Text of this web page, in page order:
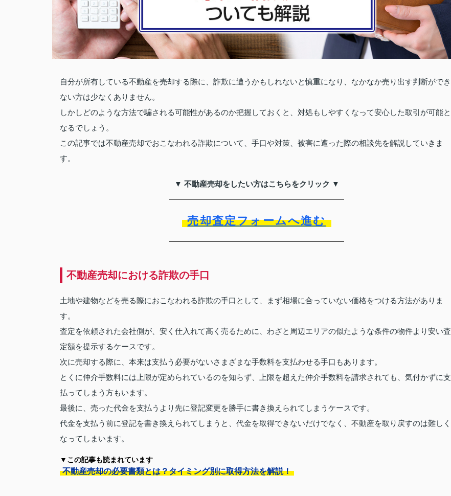
自分が所有している不動産を売却する際に、詐欺に遭うかもしれないと慎重になり、なかなか売り出す判断ができ
ない方は少なくありません。
しかしどのような方法で騙される可能性があるのか把握しておくと、対処もしやすくなって安心した取引が可能と
なるでしょう。
この記事では不動産売却でおこなわれる詐欺について、手口や対策、被害に遭った際の相談先を解説していきま
す。
▼ 不動産売却をしたい方はこちらをクリック ▼
売却査定フォームへ進む
不動産売却における詐欺の手口
土地や建物などを売る際におこなわれる詐欺の手口として、まず相場に合っていない価格をつける方法がありま
す。
査定を依頼された会社側が、安く仕入れて高く売るために、わざと周辺エリアの似たような条件の物件より安い査
定額を提示するケースです。
次に売却する際に、本来は支払う必要がないさまざまな手数料を支払わせる手口もあります。
とくに仲介手数料には上限が定められているのを知らず、上限を超えた仲介手数料を請求されても、気付かずに支
払ってしまう方もいます。
最後に、売った代金を支払うより先に登記変更を勝手に書き換えられてしまうケースです。
代金を支払う前に登記を書き換えられてしまうと、代金を取得できないだけでなく、不動産を取り戻すのは難しく
なってしまいます。
▼この記事も読まれています
不動産売却の必要書類とは？タイミング別に取得方法を解説！